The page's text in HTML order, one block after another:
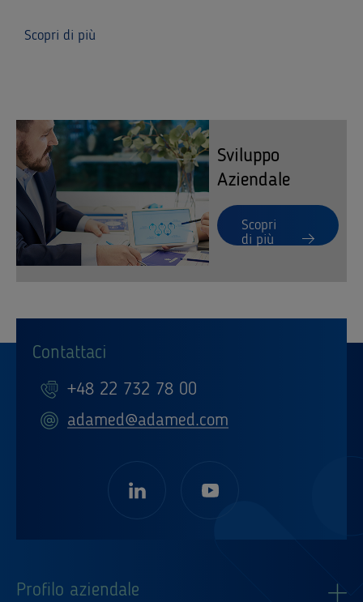
Scopri di più
Sviluppo
Aziendale
Scopri
di più
Profilo aziendale
Contattaci
+48 22 732 78 00
adamed@adamed.com